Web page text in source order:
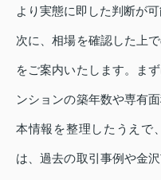
より実態に即した判断が可
次に、相場を確認した上
をご案内いたします。ま
ンションの築年数や専有
本情報を整理したうえで
は、過去の取引事例や金